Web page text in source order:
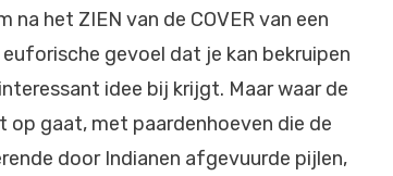
het ZIEN van de COVER van een
gevoel dat je kan bekruipen
idee bij krijgt. Maar waar de
op gaat, met paardenhoeven die de
door Indianen afgevuurde pijlen,